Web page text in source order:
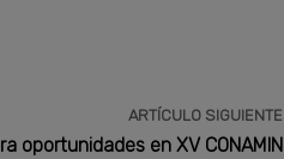
ARTÍCULO SIGUIENTE
oportunidades en XV CONAMIN